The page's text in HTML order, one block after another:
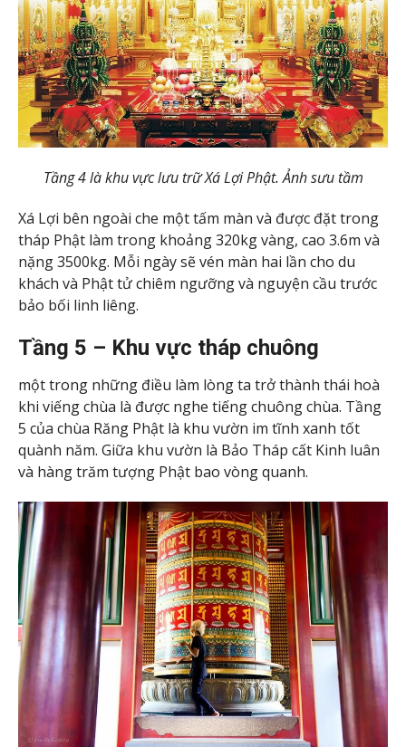
Tầng 4 là khu vực lưu trữ Xá Lợi Phật. Ảnh sưu tầm
Xá Lợi bên ngoài che một tấm màn và được đặt trong
tháp Phật làm trong khoảng 320kg vàng, cao 3.6m và
nặng 3500kg. Mỗi ngày sẽ vén màn hai lần cho du
khách và Phật tử chiêm ngưỡng và nguyện cầu trước
bảo bối linh liêng.
Tầng 5 – Khu vực tháp chuông
một trong những điều làm lòng ta trở thành thái hoà
khi viếng chùa là được nghe tiếng chuông chùa. Tầng
5 của chùa Răng Phật là khu vườn im tĩnh xanh tốt
quành năm. Giữa khu vườn là Bảo Tháp cất Kinh luân
và hàng trăm tượng Phật bao vòng quanh.